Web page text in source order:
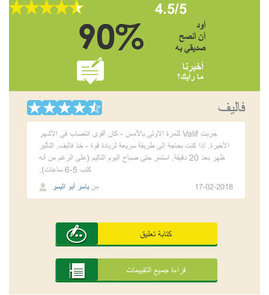
4.5/5
أود
أن أنصح
صديقي به
أخبرنا
ما رأيك؟
فاليف
جربت Valif للمرة الأولى بالأمس - كان أقوى انتصاب في الأشهر
الأخيرة. إذا كنت بحاجة إلى طريقة سريعة لزيادة قوة - خذ فاليف. التأثير
ظهر بعد 20 دقيقة. استمر حتى صباح اليوم التاليم (على الرغم من أنه
كتب 5-6 ساعات).
منياسر أبو اليسر 17-02-2018
كتابة تعليق
قراءة جميع التقييمات